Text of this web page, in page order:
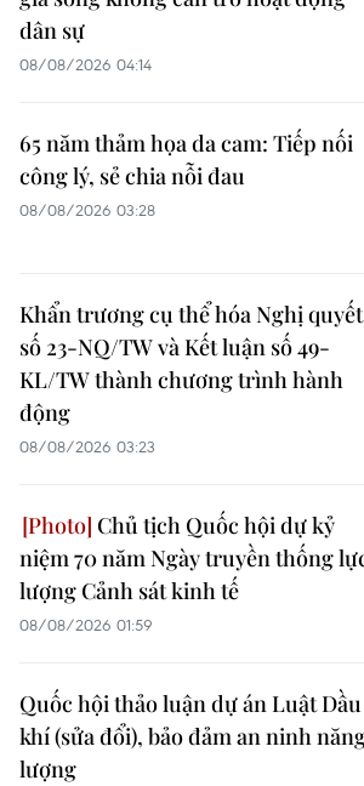
dân sự
08/08/2026 04:14
65 năm thảm họa da cam: Tiếp nối
công lý, sẻ chia nỗi đau
08/08/2026 03:28
Khẩn trương cụ thể hóa Nghị quyết
số 23-NQ/TW và Kết luận số 49-
KL/TW thành chương trình hành
động
08/08/2026 03:23
Chủ tịch Quốc hội dự kỷ
niệm 70 năm Ngày truyền thống
lượng Cảnh sát kinh tế
08/08/2026 01:59
Quốc hội thảo luận dự án Luật Dầu
khí (sửa đổi), bảo đảm an ninh
lượng